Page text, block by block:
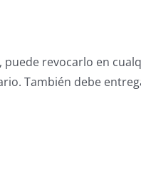
revocarlo en
También debe